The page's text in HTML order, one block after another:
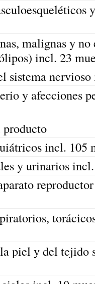
malignas y no
incl. 23
sistema
y afecciones
producto
incl. 105
y urinarios
piel y del tejido